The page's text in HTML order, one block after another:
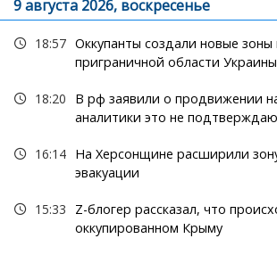
9 августа 2026, воскресенье
18:57 Оккупанты создали новые зоны
приграничной области Украины
18:20
В рф заявили о продвижении
аналитики это не
16:14 На Херсонщине расширили
эвакуации
15:33
Z-блогер рассказал, что
оккупированном Крыму